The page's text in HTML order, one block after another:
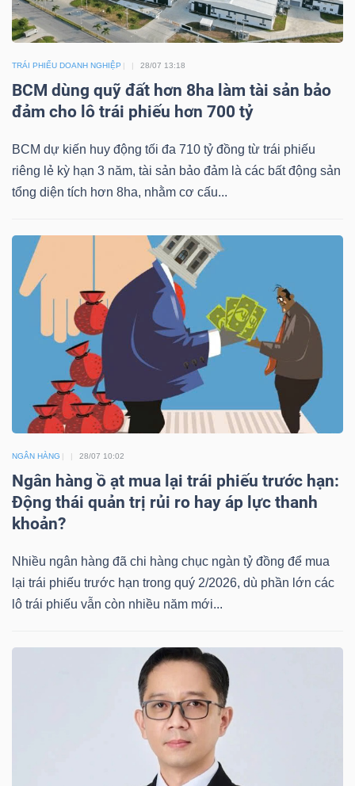
TRÁI PHIẾU DOANH NGHIỆP 28/07 13:18
BCM dùng quỹ đất hơn 8ha làm tài sản bảo
đảm cho lô trái phiếu hơn 700 tỷ
BCM dự kiến huy động tối đa 710 tỷ đồng từ trái phiếu
riêng lẻ kỳ hạn 3 năm, tài sản bảo đảm là các bất động sản
tổng diện tích hơn 8ha, nhằm cơ cấu...
NGÂN HÀNG 28/07 10:02
Ngân hàng ồ ạt mua lại trái phiếu trước hạn:
Động thái quản trị rủi ro hay áp lực thanh
khoản?
Nhiều ngân hàng đã chi hàng chục ngàn tỷ đồng để mua
lại trái phiếu trước hạn trong quý 2/2026, dù phần lớn các
lô trái phiếu vẫn còn nhiều năm mới...
VIETSTOCKFINANCE
VĨ
NGÀNH
DOANH
NGHIỆP
CỔ
PHIẾU
PHÁI
SINH
TRÁI